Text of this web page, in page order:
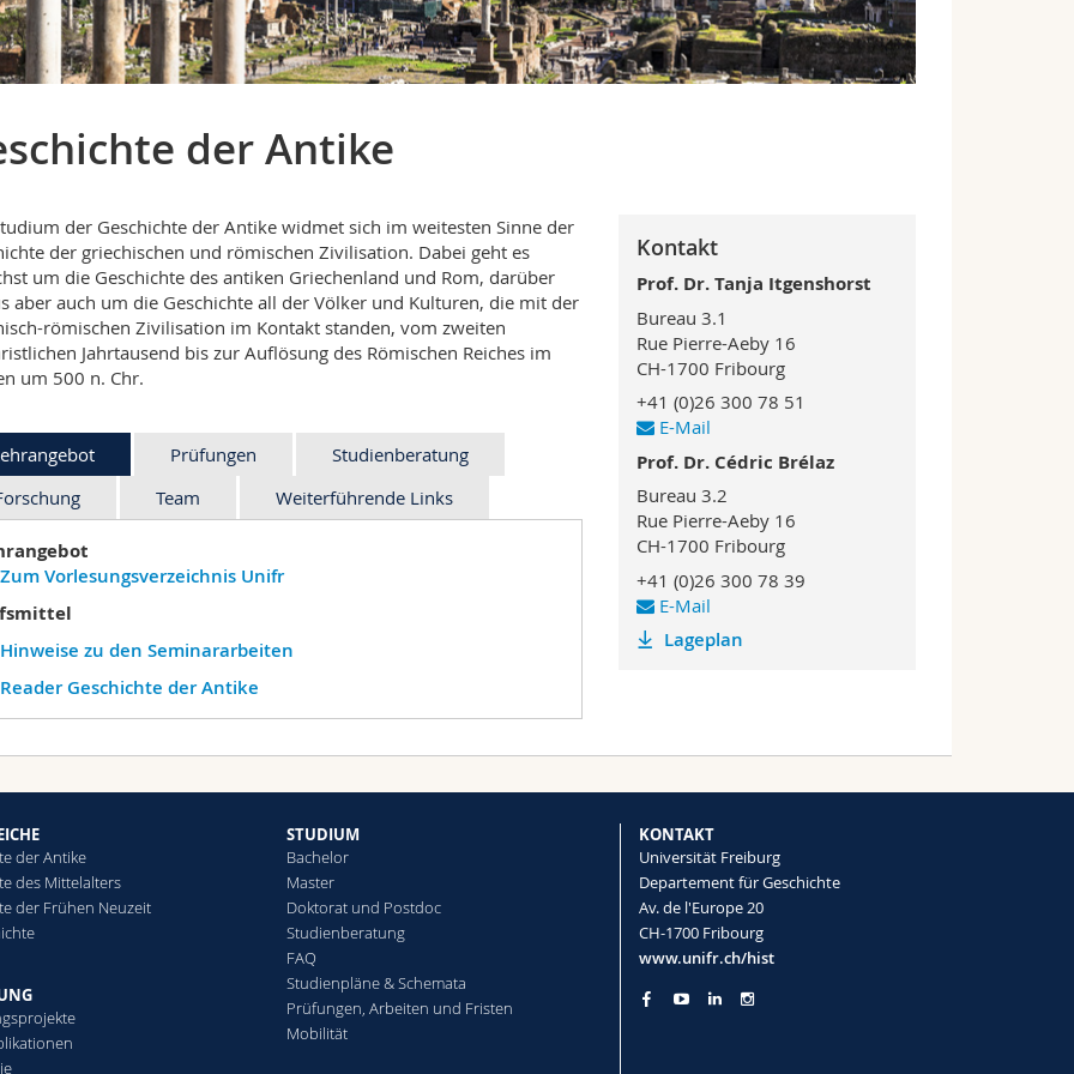
der Antike
der Geschichte der Antike widmet sich im weitesten Sinne der
der griechischen und römischen Zivilisation. Dabei geht es
um die Geschichte des antiken Griechenland und Rom, darüber
aber auch um die Geschichte all der Völker und Kulturen, die mit der
römischen Zivilisation im Kontakt standen, vom zweiten
Jahrtausend bis zur Auflösung des Römischen Reiches im
um 500 n. Chr.
Prüfungen
Studienberatung
Team Weiterführende Links
Zum Vorlesungsverzeichnis Unifr
Hinweise zu den Seminararbeiten
Reader Geschichte der Antike
Publikationen
Prof. tit. Olivier Curty
Dr. Bjørn Paarmann, Lecteur
Dr. Marie Widmer, Chargée de cours
Dr. Laetitia Phialon, Chargée de cours
Ch. C. Oksana Ruchynska
Ass. dipl. doctorante Salome Walz
Kontakt
Prof. Dr. Tanja Itgenshorst
Bureau 3.1
Rue Pierre-Aeby 16
CH-1700 Fribourg
+41 (0)26 300 78 51
E-Mail
Prof. Dr. Cédric Brélaz
Bureau 3.2
Rue Pierre-Aeby 16
CH-1700 Fribourg
+41 (0)26 300 78 39
E-Mail
Lageplan
der Antike
des Mittelalters
der Frühen Neuzeit
STUDIUM
Bachelor
Master
Doktorat und Postdoc
Studienberatung
FAQ
Studienpläne & Schemata
Prüfungen, Arbeiten und Fristen
Mobilität
KONTAKT
Universität Freiburg
Departement für Geschichte
Av. de l'Europe 20
CH-1700 Fribourg
www.unifr.ch/hist